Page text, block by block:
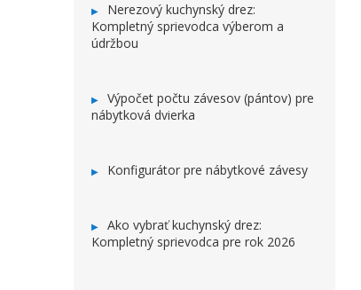
Nerezový kuchynský drez:
Kompletný sprievodca výberom a
údržbou
Výpočet počtu závesov (pántov) pre
nábytková dvierka
Konfigurátor pre nábytkové závesy
Ako vybrať kuchynský drez:
Kompletný sprievodca pre rok 2026